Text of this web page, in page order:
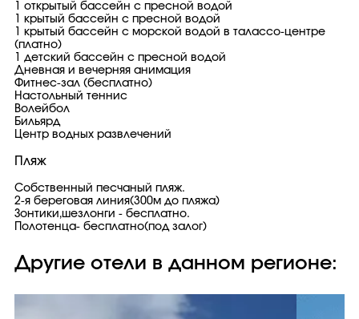
1 открытый бассейн с пресной водой
1 крытый бассейн с пресной водой
1 крытый бассейн с морской водой в талассо-центре
(платно)
1 детский бассейн с пресной водой
Дневная и вечерняя анимация
Фитнес-зал (бесплатно)
Настольный теннис
Волейбол
Бильярд
Центр водных развлечений
Пляж
Собственный песчаный пляж.
2-я береговая линия(300м до пляжа)
Зонтики,шезлонги - бесплатно.
Полотенца- бесплатно(под залог)
Другие отели в данном регионе: